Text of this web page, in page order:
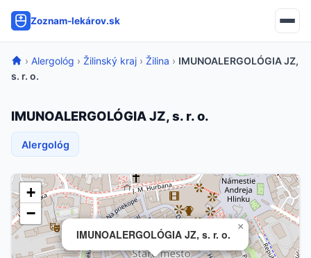
Zoznam-lekárov.sk
› Alergológ › Žilinský kraj › Žilina › IMUNOALERGOLÓGIA JZ,
s. r. o.
IMUNOALERGOLÓGIA JZ, s. r. o.
Alergológ
IMUNOALERGOLÓGIA JZ, s. r. o.
×
+
−